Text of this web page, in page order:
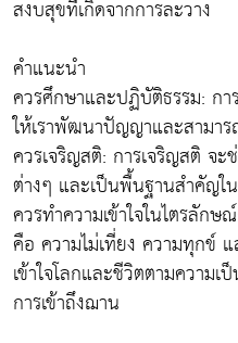
สงบสุขที่เกิดจากการละวาง
คำแนะนำ
ควรศึกษาและปฏิบัติธรรม: ก
ให้เราพัฒนาปัญญาและสามาร
ควรเจริญสติ: การเจริญสติ จะ
ต่างๆ และเป็นพื้นฐานสำคัญ
ควรทำความเข้าใจในไตรลัก
คือ ความไม่เที่ยง ความทุกข์
เข้าใจโลกและชีวิตตามความ
การเข้าถึงฌาน